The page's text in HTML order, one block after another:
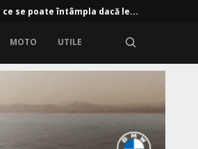
se poate întâmpla dacă le...
MOTO UTILE